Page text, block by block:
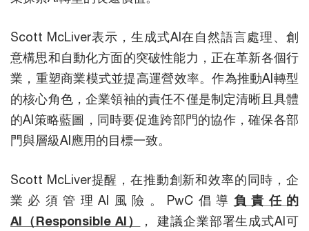
Scott McLiver表示，生成式AI在自然語言處理、創
意構思和自動化方面的突破性能力，正在革新各個行
業，重塑商業模式並提高運營效率。作為推動AI轉型
的核心角色，企業領袖的責任不僅是制定清晰且具體
的AI策略藍圖，同時要促進跨部門的協作，確保各部
門與層級AI應用的目標一致。
Scott McLiver提醒，在推動創新和效率的同時，企
業必須管理AI風險。PwC倡導 負責任的
AI（Responsible AI）
， 建議企業部署生成式AI可